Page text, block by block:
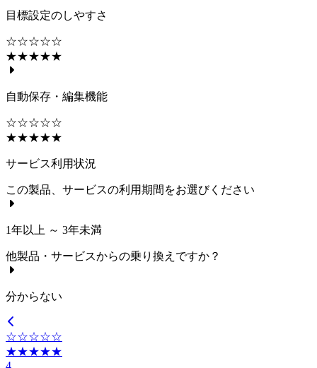
目標設定のしやすさ
☆☆☆☆☆
★★★★★
自動保存・編集機能
☆☆☆☆☆
★★★★★
サービス利用状況
この製品、サービスの利用期間をお選びください
1年以上 ～ 3年未満
他製品・サービスからの乗り換えですか？
分からない
☆☆☆☆☆
★★★★★